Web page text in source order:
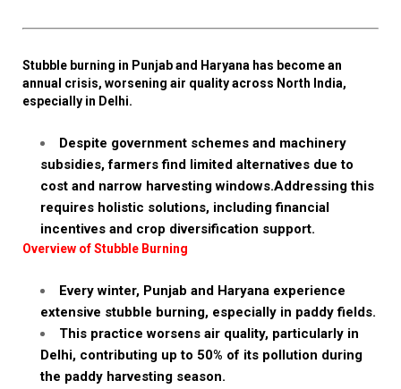
Stubble burning in Punjab and Haryana has become an
annual crisis, worsening air quality across North India,
especially in Delhi.
Despite government schemes and machinery
subsidies, farmers find limited alternatives due to
cost and narrow harvesting windows.Addressing this
requires holistic solutions, including financial
incentives and crop diversification support.
Overview of Stubble Burning
Every winter, Punjab and Haryana experience
extensive stubble burning, especially in paddy fields.
This practice worsens air quality, particularly in
Delhi, contributing up to 50% of its pollution during
the paddy harvesting season.